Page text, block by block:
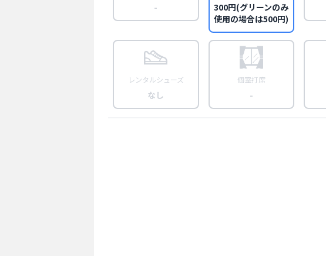
-
300円(グリーンのみ
使用の場合は500円)
レンタルシューズ
なし
個室打席
-